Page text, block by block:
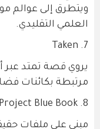
ويتطرق إلى عوالم
العلمي التقليدي.
7. Taken
يروي قصة تمتد عبر
مرتبطة بكائنات
8. Project Blue Book
مبني على ملفات